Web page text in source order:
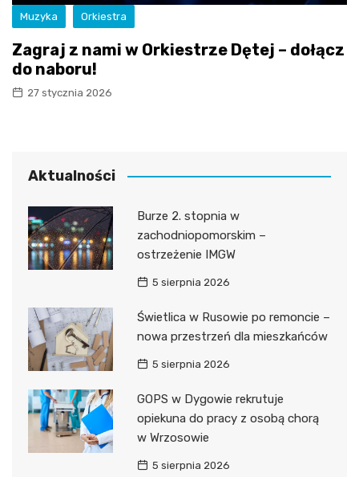
Muzyka Orkiestra
Zagraj z nami w Orkiestrze Dętej – dołącz
do naboru!
27 stycznia 2026
Aktualności
Burze 2. stopnia w
zachodniopomorskim –
ostrzeżenie IMGW
5 sierpnia 2026
Świetlica w Rusowie po remoncie –
nowa przestrzeń dla mieszkańców
5 sierpnia 2026
GOPS w Dygowie rekrutuje
opiekuna do pracy z osobą chorą
w Wrzosowie
5 sierpnia 2026